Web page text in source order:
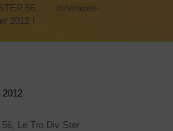
56
Itinéraires-
2012 !
2012
56, Le Tro Div Ster